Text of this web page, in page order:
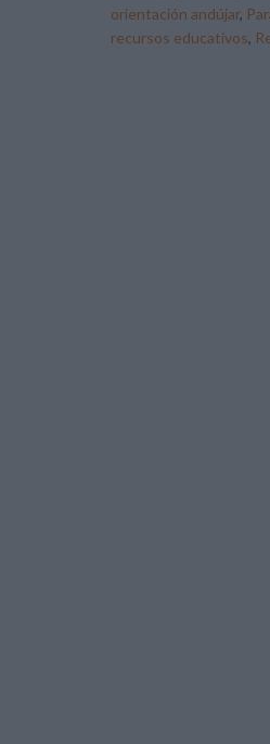
orientación andújar,
recursos educativos,